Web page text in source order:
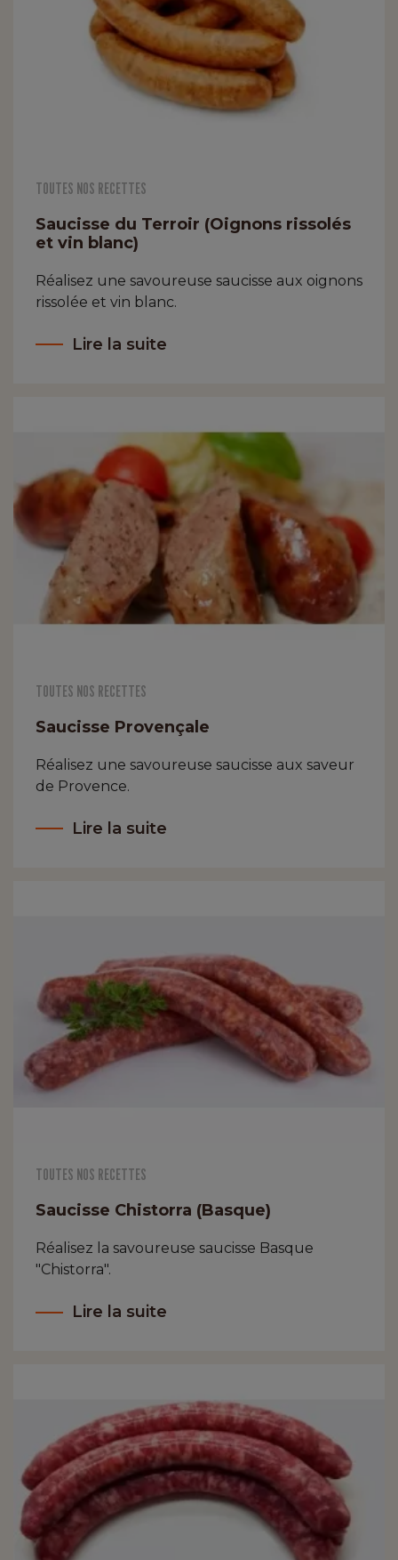
TOUTES NOS RECETTES
Saucisse du Terroir (Oignons rissolés
et vin blanc)
Réalisez une savoureuse saucisse aux oignons
rissolée et vin blanc.
Lire la suite
TOUTES NOS RECETTES
Saucisse Provençale
Réalisez une savoureuse saucisse aux saveur
de Provence.
Lire la suite
TOUTES NOS RECETTES
Saucisse Chistorra (Basque)
Réalisez la savoureuse saucisse Basque
"Chistorra".
Lire la suite